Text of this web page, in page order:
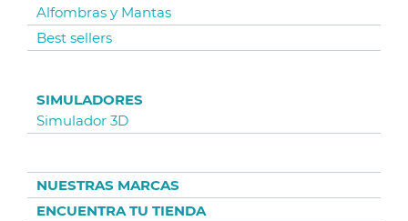
Alfombras y Mantas
Best sellers
SIMULADORES
Simulador 3D
NUESTRAS MARCAS
ENCUENTRA TU TIENDA